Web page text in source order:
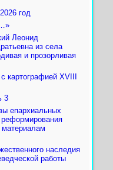
год
Леонид
из села
и прозорливая
XVIII
3
епархиальных
реформирования
материалам
наследия
работы